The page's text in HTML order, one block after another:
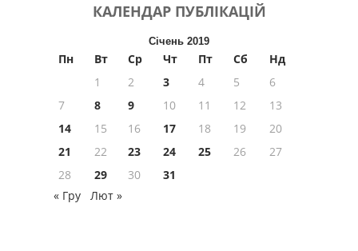
КАЛЕНДАР ПУБЛІКАЦІЙ
Січень 2019
Пн Вт Ср Чт Пт Сб
Нд
1
2 3 4 5
6
7
8 9 10 11 12
13
14
15 16 17 18 19
20
21
22 23 24 25 26
27
28
29 30
31
« Гру
Лют »